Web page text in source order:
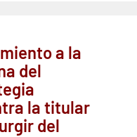
a la
del
la titular
del